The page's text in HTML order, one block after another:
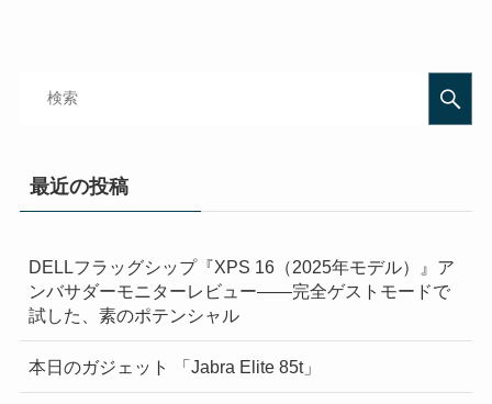
最近の投稿
DELLフラッグシップ『XPS 16（2025年モデル）』ア
ンバサダーモニターレビュー——完全ゲストモードで
試した、素のポテンシャル
本日のガジェット 「Jabra Elite 85t」